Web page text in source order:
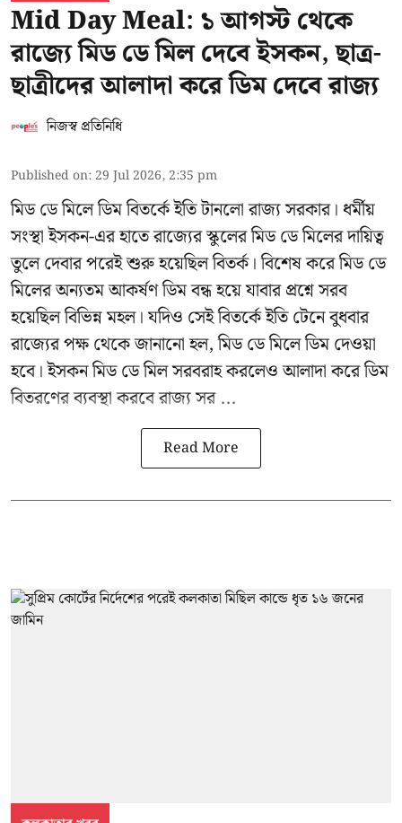
Mid Day Meal: ১ আগস্ট থেকে
রাজ্যে মিড ডে মিল দেবে ইসকন, ছাত্র-
ছাত্রীদের আলাদা করে ডিম দেবে রাজ্য
নিজস্ব প্রতিনিধি
Published on: 29 Jul 2026, 2:35 pm
মিড ডে মিলে ডিম বিতর্কে ইতি টানলো রাজ্য সরকার। ধর্মীয়
সংস্থা ইসকন-এর হাতে রাজ্যের স্কুলের মিড ডে মিলের দায়িত্ব
তুলে দেবার পরেই শুরু হয়েছিল বিতর্ক। বিশেষ করে মিড ডে
মিলের অন্যতম আকর্ষণ ডিম বন্ধ হয়ে যাবার প্রশ্নে সরব
হয়েছিল বিভিন্ন মহল। যদিও সেই বিতর্কে ইতি টেনে বুধবার
রাজ্যের পক্ষ থেকে জানানো হল, মিড ডে মিলে ডিম দেওয়া
হবে। ইসকন মিড ডে মিল সরবরাহ করলেও আলাদা করে ডিম
বিতরণের ব্যবস্থা করবে রাজ্য সর ...
Read More